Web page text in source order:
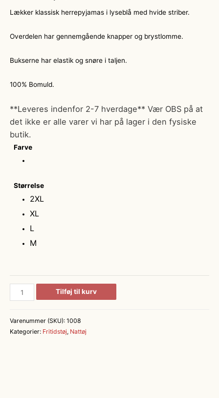
Lækker klassisk herrepyjamas i lyseblå med hvide striber.
Overdelen har gennemgående knapper og brystlomme.
Bukserne har elastik og snøre i taljen.
100% Bomuld.
**Leveres indenfor 2-7 hverdage** Vær OBS på at
det ikke er alle varer vi har på lager i den fysiske
butik.
Farve
Størrelse
2XL
XL
L
M
Pyjamas
-
Homewear
Tilføj til kurv
Varenummer (SKU): 1008
Kategorier: Fritidstøj, Nattøj